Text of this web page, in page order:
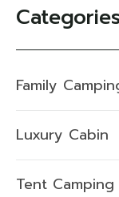
Family
Luxury Cabin
Tent Camping